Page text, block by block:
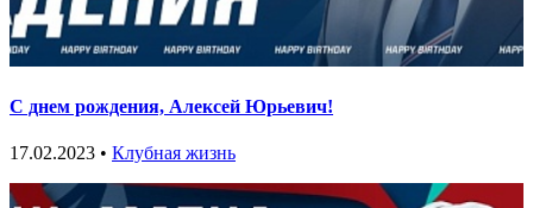
С днем рождения, Алексей Юрьевич!
17.02.2023 • Клубная жизнь